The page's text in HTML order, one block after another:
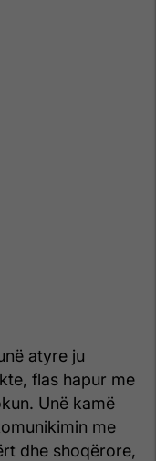
atyre ju
flas hapur me
Unë kamë
me
dhe shoqërore,